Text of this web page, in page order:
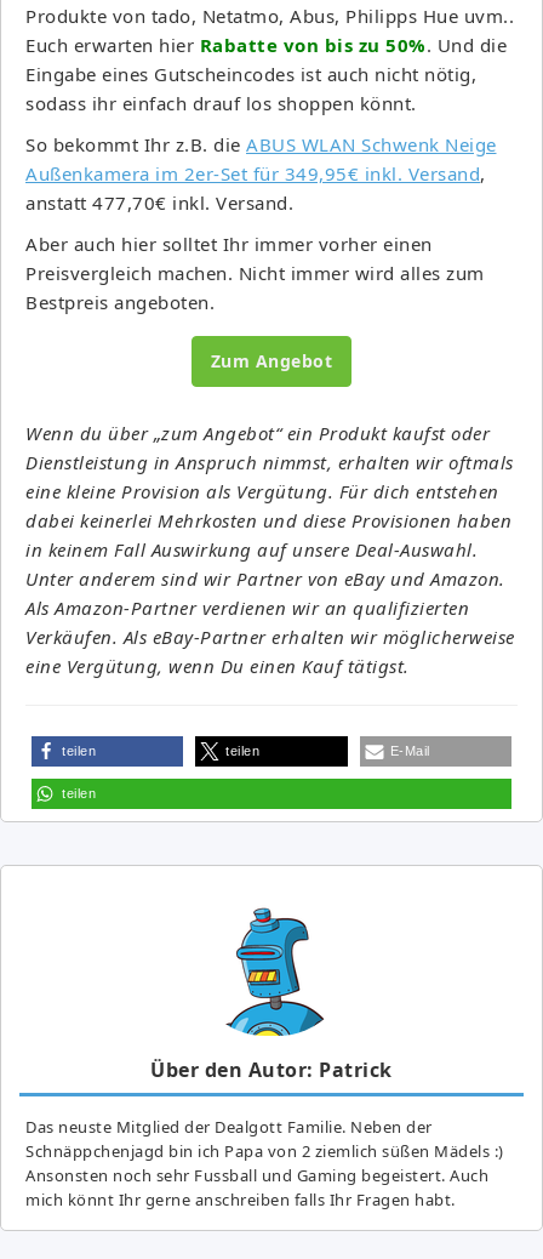
Produkte von tado, Netatmo, Abus, Philipps Hue uvm..
Euch erwarten hier Rabatte von bis zu 50%. Und die
Eingabe eines Gutscheincodes ist auch nicht nötig,
sodass ihr einfach drauf los shoppen könnt.
So bekommt Ihr z.B. die ABUS WLAN Schwenk Neige
Außenkamera im 2er-Set für 349,95€ inkl. Versand,
anstatt 477,70€ inkl. Versand.
Aber auch hier solltet Ihr immer vorher einen
Preisvergleich machen. Nicht immer wird alles zum
Bestpreis angeboten.
Zum Angebot
Wenn du über „zum Angebot“ ein Produkt kaufst oder
Dienstleistung in Anspruch nimmst, erhalten wir oftmals
eine kleine Provision als Vergütung. Für dich entstehen
dabei keinerlei Mehrkosten und diese Provisionen haben
in keinem Fall Auswirkung auf unsere Deal-Auswahl.
Unter anderem sind wir Partner von eBay und Amazon.
Als Amazon-Partner verdienen wir an qualifizierten
Verkäufen. Als eBay-Partner erhalten wir möglicherweise
eine Vergütung, wenn Du einen Kauf tätigst.
teilen teilen E-Mail
teilen
Über den Autor: Patrick
Das neuste Mitglied der Dealgott Familie. Neben der
Schnäppchenjagd bin ich Papa von 2 ziemlich süßen Mädels :)
Ansonsten noch sehr Fussball und Gaming begeistert. Auch
mich könnt Ihr gerne anschreiben falls Ihr Fragen habt.